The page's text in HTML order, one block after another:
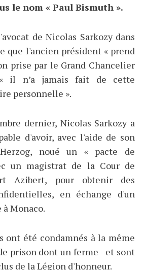
le nom « Paul Bismuth ».
de Nicolas Sarkozy dans
que l'ancien président « prend
prise par le Grand Chancelier
il n’a jamais fait de cette
personnelle ».
dernier, Nicolas Sarkozy a
d'avoir, avec l'aide de son
noué un « pacte de
un magistrat de la Cour de
Azibert, pour obtenir des
en échange d'un
Monaco.
ont été condamnés à la même
prison dont un ferme - et sont
de la Légion d'honneur.